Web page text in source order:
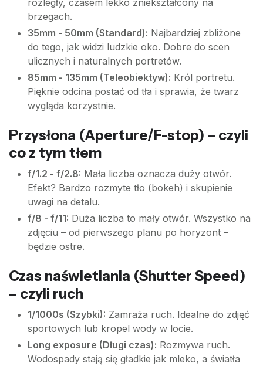
brzegach.
35mm - 50mm (Standard): Najbardziej zbliżone
do tego, jak widzi ludzkie oko. Dobre do scen
ulicznych i naturalnych portretów.
85mm - 135mm (Teleobiektyw): Król portretu.
Pięknie odcina postać od tła i sprawia, że twarz
wygląda korzystnie.
Przysłona (Aperture/F-stop) – czyli
co z tym tłem
f/1.2 - f/2.8: Mała liczba oznacza duży otwór.
Efekt? Bardzo rozmyte tło (bokeh) i skupienie
uwagi na detalu.
f/8 - f/11: Duża liczba to mały otwór. Wszystko na
zdjęciu – od pierwszego planu po horyzont –
będzie ostre.
Czas naświetlania (Shutter Speed)
– czyli ruch
1/1000s (Szybki): Zamraża ruch. Idealne do zdjęć
sportowych lub kropel wody w locie.
Long exposure (Długi czas): Rozmywa ruch.
Wodospady stają się gładkie jak mleko, a światła